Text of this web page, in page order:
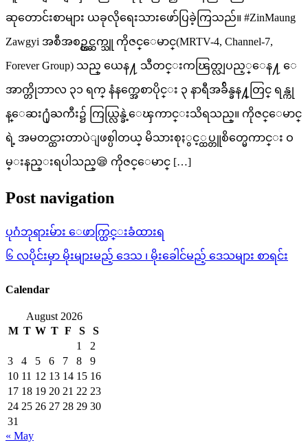
ဆုတောင်းစာများ ယခုလိုရေးသားဖော်ပြခဲ့ကြသည်။ #ZinMaung
Zawgyi အစီအစဥ္တင္ဆက္သူ ကိုဇင္ေမာင္(MRTV-4, Channel-7,
Forever Group) သည္ ယေန႔ သီတင္းကၽြတ္လျပည့္ေန႔ ေ
အာက္တိုဘာလ ၃၁ ရက္ နံနက္အေစာပိုင္း ၃ နာရီအခ်ိန္ခန႔္တြင္ ရန္ကု
န္ေဆး႐ုံႀကီး၌ ကြယ္လြန္ခဲ့ေၾကာင္းသိရသည္။ ကိုဇင္ေမာင္
ရဲ့ အမတင္ထားတာပဲျဖစ္ပါတယ္ မိသားစုႏွင့္ထပ္တူစိတ္မေကာင္း ဝ
မ္းနည္းရပါသည္😪 ကိုဇင္ေမာင္ […]
Post navigation
ပုဂံဘုရားမ်ား ေဖာက္ထြင္းခံထားရ
၆ လပိုင်းမှာ မိုးများမည့် ဒေသ ၊ မိုးခေါင်မည့် ဒေသများ စာရင်း
Calendar
August 2026
M T W T F S
S
1
2
3
4 5 6 7 8
9
10 11 12 13 14 15 16
17 18 19 20 21 22 23
24 25 26 27 28 29 30
31
« May